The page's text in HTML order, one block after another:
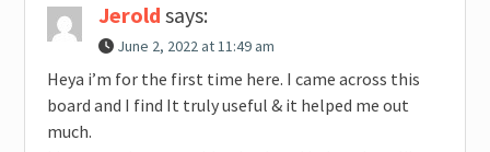
Jerold says:
June 2, 2022 at 11:49 am
Heya i’m for the first time here. I came across this
board and I find It truly useful & it helped me out
much.